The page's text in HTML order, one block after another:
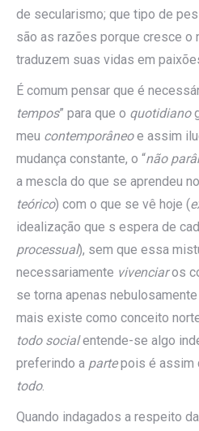
de secularismo; que tipo de
são as razões porque cresce o
traduzem suas vidas em
É comum pensar que é
tempos” para que o quotidiano
meu contemporâneoe assim
mudança constante, o “não
a mescla do que se aprendeu
teórico) com o que se vê hoje (
idealização que s espera de
processual), sem que essa
necessariamente vivenciaros
se torna apenas
mais existe como conceito
todo socialentende-se algo
preferindo a partepois é assim
todo.
Quando indagados a respeito da